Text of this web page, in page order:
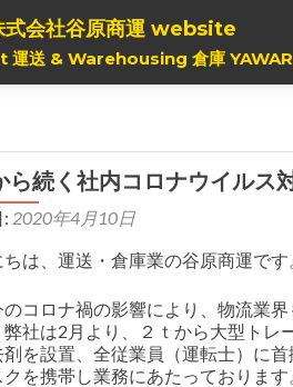
式会社谷原商運 website
送 & Warehousing 倉庫
ら続く社内コロナウイルス
2020年4月10日
ちは、運送・倉庫業の谷原商運です
コロナ禍の影響により、物流業界
弊社は2月より、２ｔから大型トレ
剤を設置、全従業員（運転士）に
クを携帯し業務にあたっております